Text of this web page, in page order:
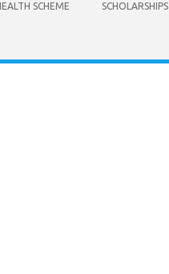
SCHEME SCHOLARSHIPS